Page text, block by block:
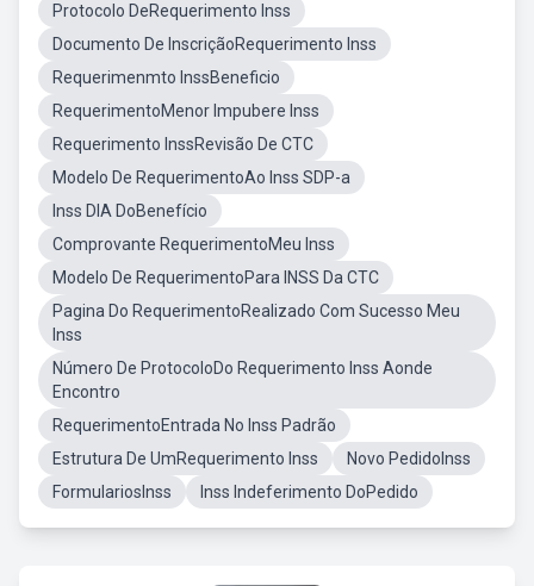
Protocolo DeRequerimento Inss
Documento De InscriçãoRequerimento Inss
Requerimenmto InssBeneficio
RequerimentoMenor Impubere Inss
Requerimento InssRevisão De CTC
Modelo De RequerimentoAo Inss SDP-a
Inss DIA DoBenefício
Comprovante RequerimentoMeu Inss
Modelo De RequerimentoPara INSS Da CTC
Pagina Do RequerimentoRealizado Com Sucesso Meu
Inss
Número De ProtocoloDo Requerimento Inss Aonde
Encontro
RequerimentoEntrada No Inss Padrão
Estrutura De UmRequerimento Inss
Novo PedidoInss
FormulariosInss
Inss Indeferimento DoPedido